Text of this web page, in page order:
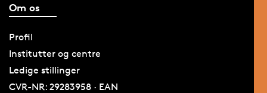
Om os
Profil
Institutter og centre
Ledige stillinger
CVR-NR: 29283958 · EAN